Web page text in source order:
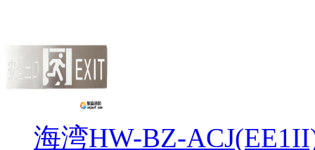
海湾HW-BZ-